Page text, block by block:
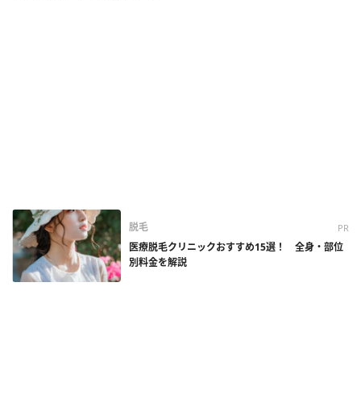
脱毛 PR
医療脱毛クリニックおすすめ15選！ 全身・部位
別料金を解説